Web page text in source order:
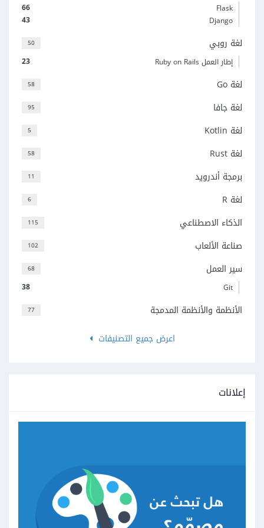
66
Flask
43
Django
50 لغة روبي
23 إطار العمل Ruby on Rails
58 لغة Go
95 لغة جافا
5 لغة Kotlin
58 لغة Rust
11 برمجة أندرويد
6 لغة R
115 الذكاء الاصطناعي
102 صناعة الألعاب
68 سير العمل
38 Git
77
الأنظمة والأنظمة المدمجة
اعرض جميع التصنيفات
إعلانات